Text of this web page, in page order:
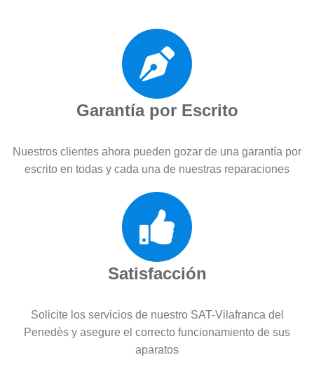
Garantía por Escrito
Nuestros clientes ahora pueden gozar de una garantía por
escrito en todas y cada una de nuestras reparaciones
Satisfacción
Solicite los servicios de nuestro SAT-Vilafranca del
Penedès y asegure el correcto funcionamiento de sus
aparatos